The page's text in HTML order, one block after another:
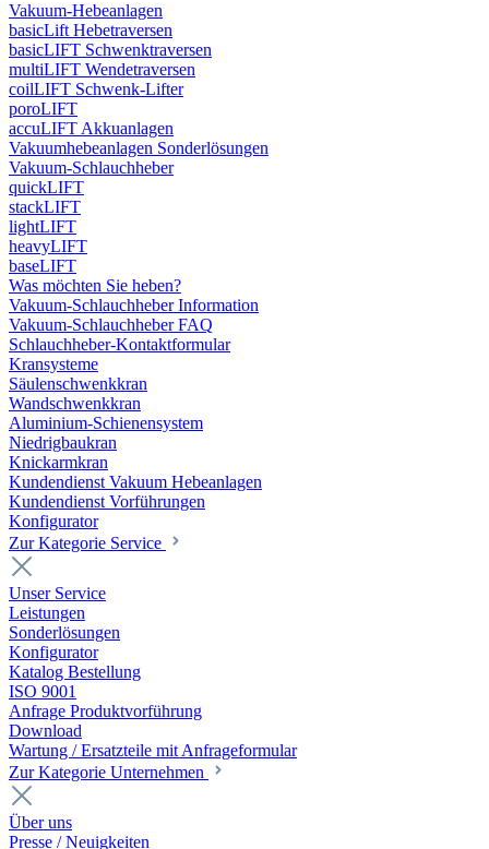
Vakuum-Hebeanlagen
basicLift Hebetraversen
basicLIFT Schwenktraversen
multiLIFT Wendetraversen
coilLIFT Schwenk-Lifter
poroLIFT
accuLIFT Akkuanlagen
Vakuumhebeanlagen Sonderlösungen
Vakuum-Schlauchheber
quickLIFT
stackLIFT
lightLIFT
heavyLIFT
baseLIFT
Was möchten Sie heben?
Vakuum-Schlauchheber Information
Vakuum-Schlauchheber FAQ
Schlauchheber-Kontaktformular
Kransysteme
Säulenschwenkkran
Wandschwenkkran
Aluminium-Schienensystem
Niedrigbaukran
Knickarmkran
Kundendienst Vakuum Hebeanlagen
Kundendienst Vorführungen
Konfigurator
Zur Kategorie Service
Unser Service
Leistungen
Sonderlösungen
Konfigurator
Katalog Bestellung
ISO 9001
Anfrage Produktvorführung
Download
Wartung / Ersatzteile mit Anfrageformular
Zur Kategorie Unternehmen
Über uns
Presse / Neuigkeiten